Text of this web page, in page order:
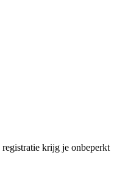
krijg je onbeperkt